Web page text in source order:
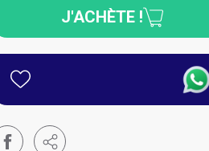
J'ACHÈTE !